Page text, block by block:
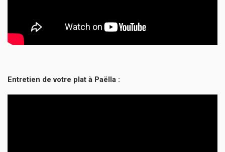
Entretien de votre plat à Paëlla :